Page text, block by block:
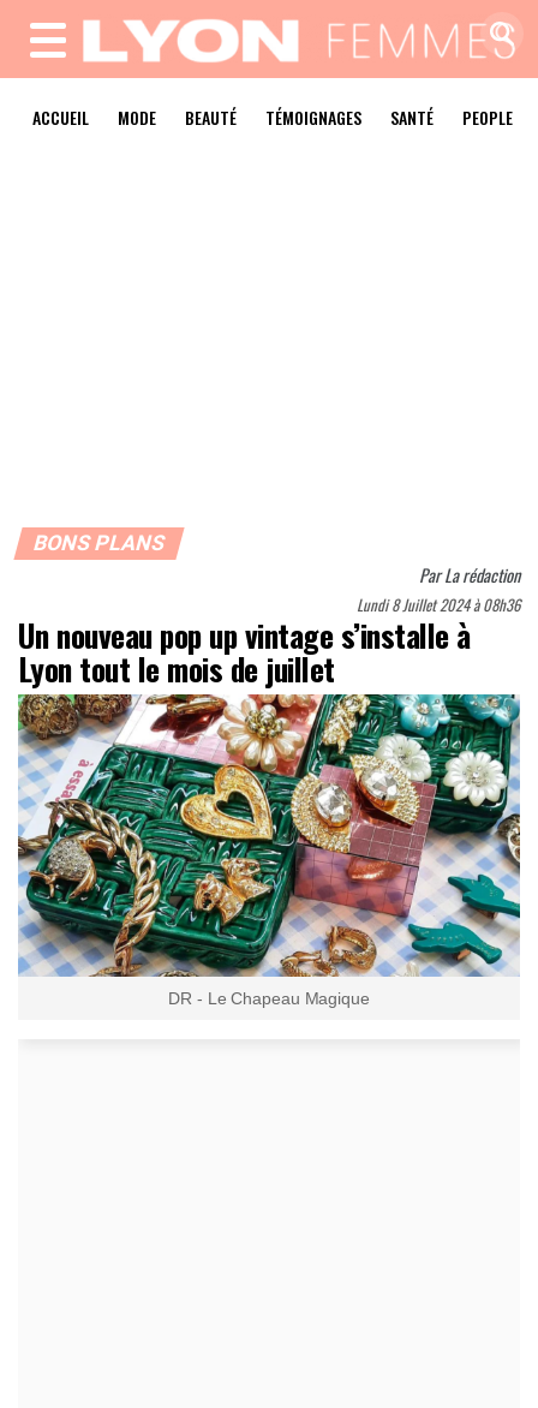
MENU
ACCUEIL MODE BEAUTÉ TÉMOIGNAGES SANTÉ PEOPLE
BONS PLANS
ParLa rédaction
Lundi 8 Juillet 2024 à 08h36
Un nouveau pop up vintage s’installe à
Lyon tout le mois de juillet
DR - Le Chapeau Magique